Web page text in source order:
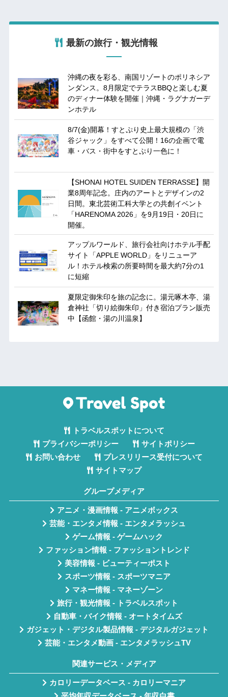
最新の旅行・観光情報
沖縄の夜を彩る、南国リゾートのポリネシア
ンダンス。8月限定でテラスBBQと楽しむ夏
のディナー体験を開催｜沖縄・ラグナガーデ
ンホテル
8/7(金)開幕！すとぷり史上最大規模の「渋
谷ジャック」をすべて公開！16の企画で電
車・バス・街中をすとぷり一色に！
【SHONAI HOTEL SUIDEN TERRASSE】開
業8周年記念。庄内のアートとデザインの2
日間。東北芸術工科大学との共創イベント
「HARENOMA 2026」を9月19日・20日に
開催。
アップルワールド、旅行会社向けホテル手配
サイト「APPLE WORLD」をリニューア
ル！ホテル検索の所要時間を最大約7分の1
に短縮
夏限定御朱印を旅の記念に。湯元啄木亭、湯
倉神社「切り絵御朱印」付き宿泊プラン販売
中【函館・湯の川温泉】
トラベルスポットについて
プライバシーポリシー
サイトポリシー
お問い合わせ
プレスリリース受付について
サイトマップ
グループメディア
アニメ・漫画情報 - アニメボックス
芸能・エンタメ情報 - エンタメラッシュ
ゲーム情報 - ゲームハック
ファッション情報 - ファッショントレンド
美容情報 - ビューティーポスト
スポーツ情報 - スポーツマニア
マネー情報 - マネーゾーン
旅行・観光情報 - トラベルスポット
自動車・バイク情報 - オートタイムズ
ガジェット・デジタル製品情報 - デジタルガジェット
芸能・エンタメ動画 - エンタメラッシュTV
関連サービス・メディア
カロリーデータベース - カロリーマニア